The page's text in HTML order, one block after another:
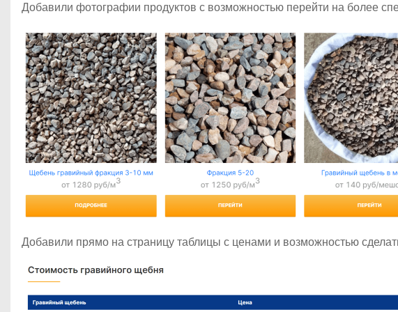
Добавили фотографии продуктов с возможностью перейти на более
Добавили прямо на страницу таблицы с ценами и возможностью